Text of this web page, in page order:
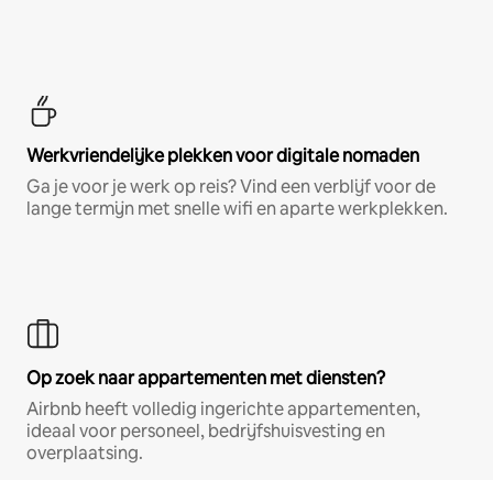
Werkvriendelijke plekken voor digitale nomaden
Ga je voor je werk op reis? Vind een verblijf voor de
lange termijn met snelle wifi en aparte werkplekken.
Op zoek naar appartementen met diensten?
Airbnb heeft volledig ingerichte appartementen,
ideaal voor personeel, bedrijfshuisvesting en
overplaatsing.